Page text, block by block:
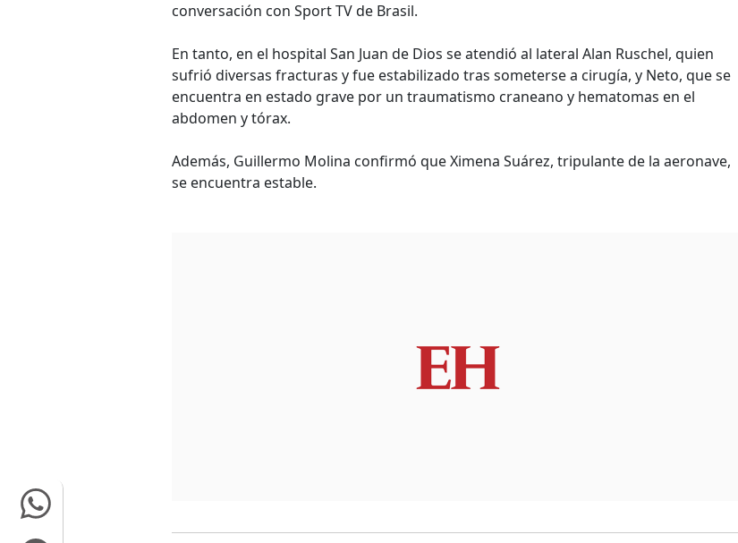
conversación con Sport TV de Brasil.
En tanto, en el hospital San Juan de Dios se atendió al lateral Alan Ruschel, quien
sufrió diversas fracturas y fue estabilizado tras someterse a cirugía, y Neto, que se
encuentra en estado grave por un traumatismo craneano y hematomas en el
abdomen y tórax.
Además, Guillermo Molina confirmó que Ximena Suárez, tripulante de la aeronave,
se encuentra estable.